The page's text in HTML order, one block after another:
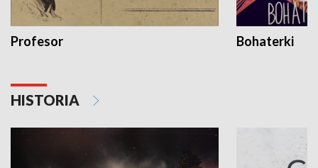
Profesor Bohaterki
HISTORIA